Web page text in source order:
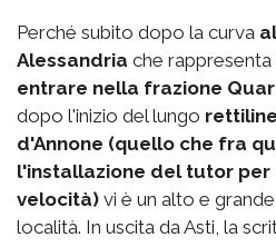
Perché subito dopo la curva
Alessandria che rappresenta
entrare nella frazione
dopo l'inizio del lungo
d'Annone (quello che fra
l'installazione del tutor
velocità) vi è un alto e
località. In uscita da Asti, la